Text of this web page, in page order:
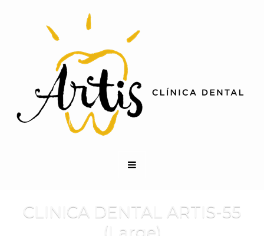
CLINICA DENTAL ARTIS-55
(Large)